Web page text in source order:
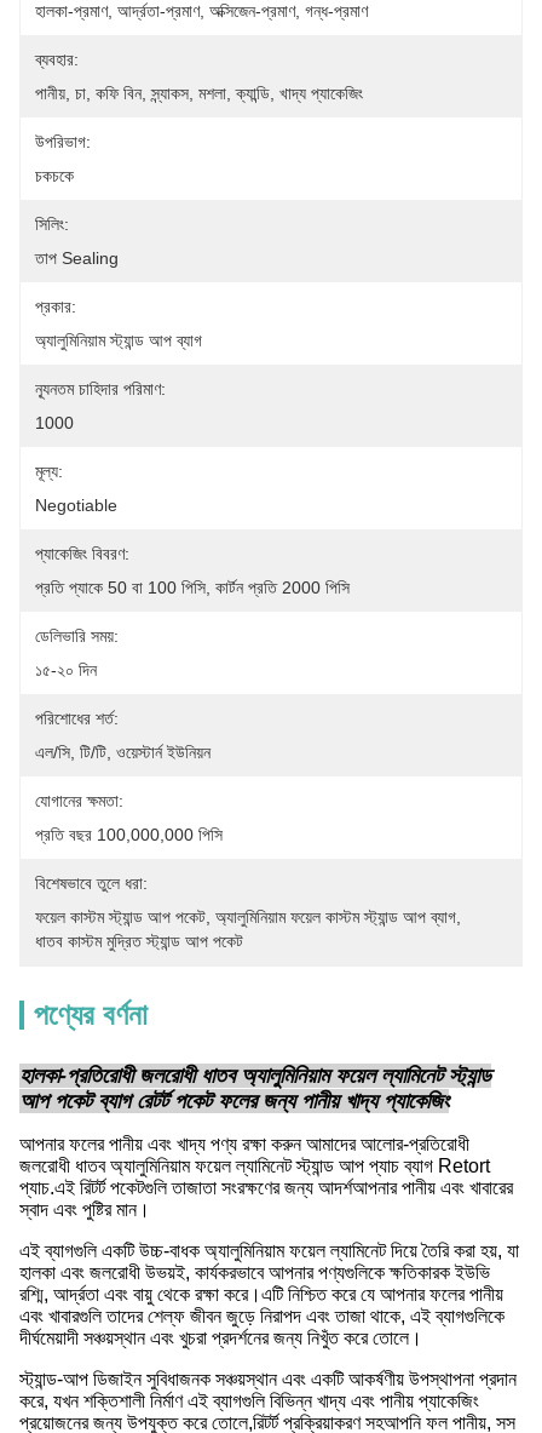
হালকা-প্রমাণ, আর্দ্রতা-প্রমাণ, অক্সিজেন-প্রমাণ, গন্ধ-প্রমাণ
ব্যবহার:
পানীয়, চা, কফি বিন, স্ন্যাকস, মশলা, ক্যান্ডি, খাদ্য প্যাকেজিং
উপরিভাগ:
চকচকে
সিলিং:
তাপ Sealing
প্রকার:
অ্যালুমিনিয়াম স্ট্যান্ড আপ ব্যাগ
ন্যূনতম চাহিদার পরিমাণ:
1000
মূল্য:
Negotiable
প্যাকেজিং বিবরণ:
প্রতি প্যাকে 50 বা 100 পিসি, কার্টন প্রতি 2000 পিসি
ডেলিভারি সময়:
১৫-২০ দিন
পরিশোধের শর্ত:
এল/সি, টি/টি, ওয়েস্টার্ন ইউনিয়ন
যোগানের ক্ষমতা:
প্রতি বছর 100,000,000 পিসি
বিশেষভাবে তুলে ধরা:
ফয়েল কাস্টম স্ট্যান্ড আপ পকেট অ্যালুমিনিয়াম ফয়েল কাস্টম স্ট্যান্ড আপ ব্যাগ
ধাতব কাস্টম মুদ্রিত স্ট্যান্ড আপ পকেট
পণ্যের বর্ণনা
হালকা-প্রতিরোধী জলরোধী ধাতব অ্যালুমিনিয়াম ফয়েল ল্যামিনেট স্ট্যান্ড
আপ পকেট ব্যাগ রেটর্ট পকেট ফলের জন্য পানীয় খাদ্য প্যাকেজিং
আপনার ফলের পানীয় এবং খাদ্য পণ্য রক্ষা করুন আমাদের আলোর-প্রতিরোধী
জলরোধী ধাতব অ্যালুমিনিয়াম ফয়েল ল্যামিনেট স্ট্যান্ড আপ প্যাচ ব্যাগ Retort
প্যাচ.এই রিটর্ট পকেটগুলি তাজাতা সংরক্ষণের জন্য আদর্শআপনার পানীয় এবং খাবারের
স্বাদ এবং পুষ্টির মান।
এই ব্যাগগুলি একটি উচ্চ-বাধক অ্যালুমিনিয়াম ফয়েল ল্যামিনেট দিয়ে তৈরি করা হয়, যা
হালকা এবং জলরোধী উভয়ই, কার্যকরভাবে আপনার পণ্যগুলিকে ক্ষতিকারক ইউভি
রশ্মি, আর্দ্রতা এবং বায়ু থেকে রক্ষা করে।এটি নিশ্চিত করে যে আপনার ফলের পানীয়
এবং খাবারগুলি তাদের শেল্ফ জীবন জুড়ে নিরাপদ এবং তাজা থাকে, এই ব্যাগগুলিকে
দীর্ঘমেয়াদী সঞ্চয়স্থান এবং খুচরা প্রদর্শনের জন্য নিখুঁত করে তোলে।
স্ট্যান্ড-আপ ডিজাইন সুবিধাজনক সঞ্চয়স্থান এবং একটি আকর্ষণীয় উপস্থাপনা প্রদান
করে, যখন শক্তিশালী নির্মাণ এই ব্যাগগুলি বিভিন্ন খাদ্য এবং পানীয় প্যাকেজিং
প্রয়োজনের জন্য উপযুক্ত করে তোলে,রিটর্ট প্রক্রিয়াকরণ সহআপনি ফল পানীয়, সস